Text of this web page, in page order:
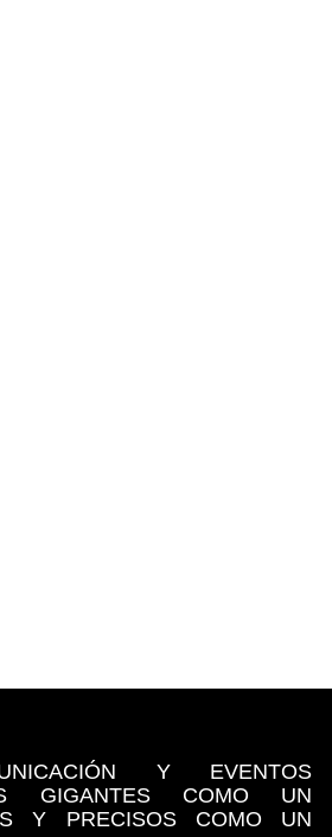
Y EVENTOS
GIGANTES COMO UN
Y PRECISOS COMO UN